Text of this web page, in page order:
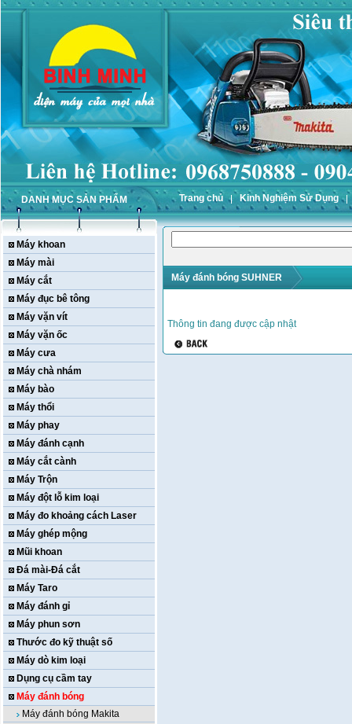
DANH MỤC SẢN PHẨM Trang chủ Kinh Nghiệm Sử Dụng
Máy khoan
Máy mài
Máy cắt
Máy đục bê tông
Máy vặn vít
Máy vặn ốc
Máy cưa
Máy chà nhám
Máy bào
Máy thổi
Máy phay
Máy đánh cạnh
Máy cắt cành
Máy Trộn
Máy đột lỗ kim loại
Máy đo khoảng cách Laser
Máy ghép mộng
Mũi khoan
Đá mài-Đá cắt
Máy Taro
Máy đánh gỉ
Máy phun sơn
Thước đo kỹ thuật số
Máy dò kim loại
Dụng cụ cầm tay
Máy đánh bóng
Máy đánh bóng Makita
Máy đánh bóng SUHNER
Thông tin đang được cập nhật